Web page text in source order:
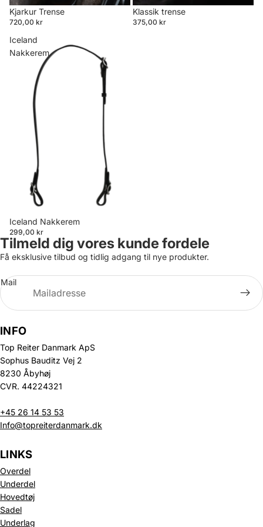
Kjarkur Trense
720,00 kr
Klassik trense
375,00 kr
Iceland
Nakkerem
Iceland Nakkerem
299,00 kr
Tilmeld dig vores kunde fordele
Få eksklusive tilbud og tidlig adgang til nye produkter.
Mail
INFO
Top Reiter Danmark ApS
Sophus Bauditz Vej 2
8230 Åbyhøj
CVR. 44224321
+45 26 14 53 53
Info@topreiterdanmark.dk
LINKS
Overdel
Underdel
Hovedtøj
Sadel
Underlag